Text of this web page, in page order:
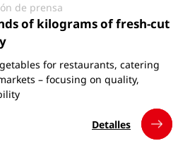
de prensa
of kilograms of fresh-cut
for restaurants, catering
– focusing on quality,
Detalles